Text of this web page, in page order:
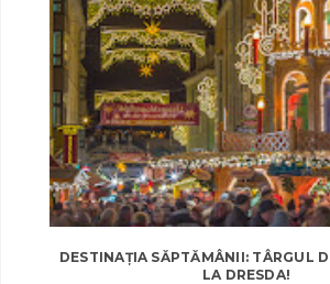
DESTINAȚIA SĂPTĂMÂNII: TÂRGUL
LA DRESDA!